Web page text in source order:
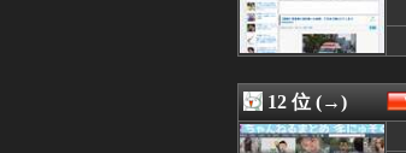
08/08 12:50
08/08 12:45
08/08 12:40
08/08 12:33
08/08 12:31
08/08 12:25
12 位 (→)